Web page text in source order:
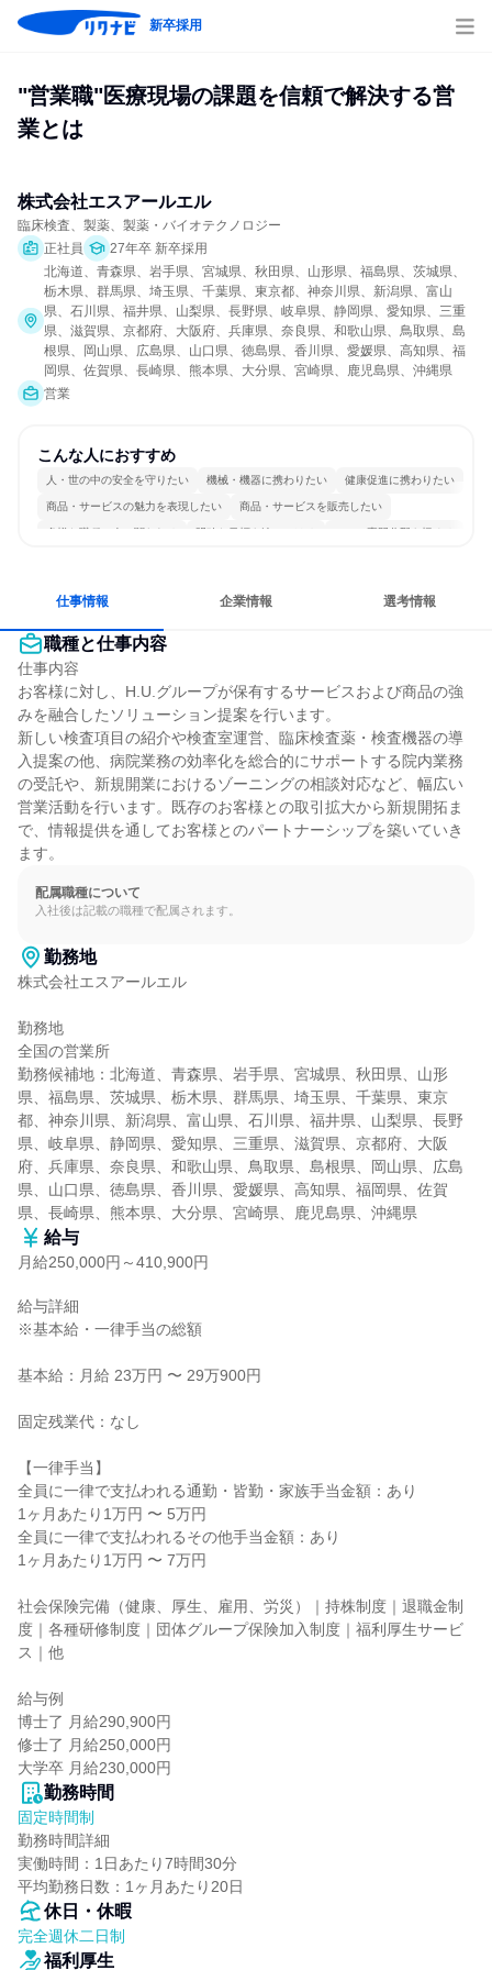
新卒採用
"営業職"医療現場の課題を信頼で解決する営
業とは
株式会社エスアールエル
臨床検査、製薬、製薬・バイオテクノロジー
正社員
27年卒 新卒採用
北海道、青森県、岩手県、宮城県、秋田県、山形県、福島県、茨城県、
栃木県、群馬県、埼玉県、千葉県、東京都、神奈川県、新潟県、富山
県、石川県、福井県、山梨県、長野県、岐阜県、静岡県、愛知県、三重
県、滋賀県、京都府、大阪府、兵庫県、奈良県、和歌山県、鳥取県、島
根県、岡山県、広島県、山口県、徳島県、香川県、愛媛県、高知県、福
岡県、佐賀県、長崎県、熊本県、大分県、宮崎県、鹿児島県、沖縄県
営業
こんな人におすすめ
人・世の中の安全を守りたい 機械・機器に携わりたい 健康促進に携わりたい
商品・サービスの魅力を表現したい 商品・サービスを販売したい
多様な職種の人と関われる 明確な目標を追いかける 一つの専門分野を極める
仕事情報 企業情報 選考情報
職種と仕事内容
仕事内容
お客様に対し、H.U.グループが保有するサービスおよび商品の強
みを融合したソリューション提案を行います。
新しい検査項目の紹介や検査室運営、臨床検査薬・検査機器の導
入提案の他、病院業務の効率化を総合的にサポートする院内業務
の受託や、新規開業におけるゾーニングの相談対応など、幅広い
営業活動を行います。既存のお客様との取引拡大から新規開拓ま
で、情報提供を通してお客様とのパートナーシップを築いていき
ます。
配属職種について
入社後は記載の職種で配属されます。
勤務地
株式会社エスアールエル
勤務地
全国の営業所
勤務候補地：北海道、青森県、岩手県、宮城県、秋田県、山形
県、福島県、茨城県、栃木県、群馬県、埼玉県、千葉県、東京
都、神奈川県、新潟県、富山県、石川県、福井県、山梨県、長野
県、岐阜県、静岡県、愛知県、三重県、滋賀県、京都府、大阪
府、兵庫県、奈良県、和歌山県、鳥取県、島根県、岡山県、広島
県、山口県、徳島県、香川県、愛媛県、高知県、福岡県、佐賀
県、長崎県、熊本県、大分県、宮崎県、鹿児島県、沖縄県
給与
月給250,000円～410,900円
給与詳細
※基本給・一律手当の総額
基本給：月給 23万円 〜 29万900円
固定残業代：なし
【一律手当】
全員に一律で支払われる通勤・皆勤・家族手当金額：あり
1ヶ月あたり1万円 〜 5万円
全員に一律で支払われるその他手当金額：あり
1ヶ月あたり1万円 〜 7万円
社会保険完備（健康、厚生、雇用、労災）｜持株制度｜退職金制
度｜各種研修制度｜団体グループ保険加入制度｜福利厚生サービ
ス｜他
給与例
博士了 月給290,900円
修士了 月給250,000円
大学卒 月給230,000円
勤務時間
固定時間制
勤務時間詳細
実働時間：1日あたり7時間30分
平均勤務日数：1ヶ月あたり20日
休日・休暇
完全週休二日制
福利厚生